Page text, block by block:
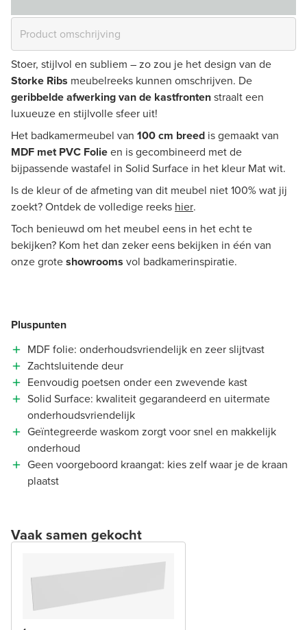
Stoer, stijlvol en subliem – zo zou je het design van de
Storke Ribs meubelreeks kunnen omschrijven. De
geribbelde afwerking van de kastfrontenstraalt een
luxueuze en stijlvolle sfeer uit!
Het badkamermeubel van 100 cm breed is gemaakt van
MDF met PVC Folieen is gecombineerd met de
bijpassende wastafel in Solid Surface in het kleur Mat wit.
Is de kleur of de afmeting van dit meubel niet 100% wat jij
zoekt? Ontdek de volledige reeks hier.
Toch benieuwd om het meubel eens in het echt te
bekijken? Kom het dan zeker eens bekijken in één van
onze groteshowrooms vol badkamerinspiratie.
Pluspunten
MDF folie: onderhoudsvriendelijk en zeer slijtvast
Zachtsluitende deur
Eenvoudig poetsen onder een zwevende kast
Solid Surface: kwaliteit gegarandeerd en uitermate
onderhoudsvriendelijk
Geïntegreerde waskom zorgt voor snel en makkelijk
onderhoud
Geen voorgeboord kraangat: kies zelf waar je de kraan
plaatst
Vaak samen gekocht